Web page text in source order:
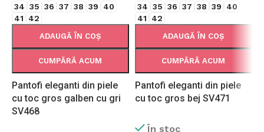
34 35 36 37 38 39
40
41
42
ADAUGĂ ÎN COȘ
CUMPĂRĂ ACUM
Pantofi eleganti din piele
cu toc gros galben cu gri
SV468
34 35 36 37 38 39
40
41
42
ADAUGĂ ÎN COȘ
CUMPĂRĂ ACUM
Pantofi eleganti din piele
cu toc gros bej SV471
În stoc